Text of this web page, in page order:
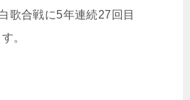
歌合戦に5年連続27回目
。